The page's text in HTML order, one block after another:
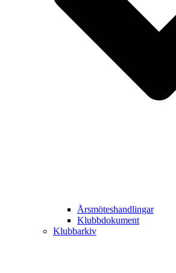
Årsmöteshandlingar
Klubbdokument
Klubbarkiv